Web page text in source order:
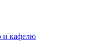
и кафелю